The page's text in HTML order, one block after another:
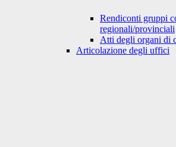
Rendiconti gruppi
regionali/provinciali
Atti degli organi di
Articolazione degli uffici